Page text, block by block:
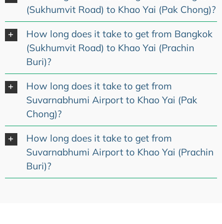
(Sukhumvit Road) to Khao Yai (Pak Chong)?
How long does it take to get from Bangkok
(Sukhumvit Road) to Khao Yai (Prachin
Buri)?
How long does it take to get from
Suvarnabhumi Airport to Khao Yai (Pak
Chong)?
How long does it take to get from
Suvarnabhumi Airport to Khao Yai (Prachin
Buri)?